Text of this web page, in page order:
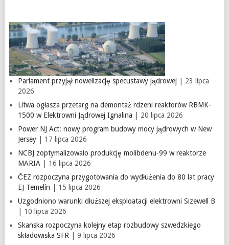
Parlament przyjął nowelizację specustawy jądrowej | 23 lipca
2026
Litwa ogłasza przetarg na demontaż rdzeni reaktorów RBMK-
1500 w Elektrowni Jądrowej Ignalina | 20 lipca 2026
Power NJ Act: nowy program budowy mocy jądrowych w New
Jersey| 17 lipca 2026
NCBJ zoptymalizowało produkcję molibdenu-99 w reaktorze
MARIA| 16 lipca 2026
ČEZ rozpoczyna przygotowania do wydłużenia do 80 lat pracy
EJ Temelín | 15 lipca 2026
Uzgodniono warunki dłuższej eksploatacji elektrowni Sizewell B
| 10 lipca 2026
Skanska rozpoczyna kolejny etap rozbudowy szwedzkiego
składowiska SFR| 9 lipca 2026